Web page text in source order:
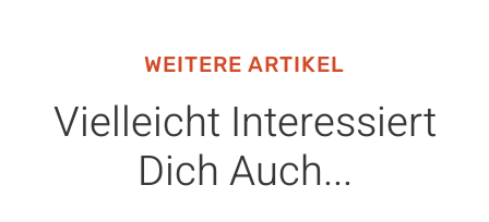
WEITERE ARTIKEL
Vielleicht Interessiert
Dich Auch...